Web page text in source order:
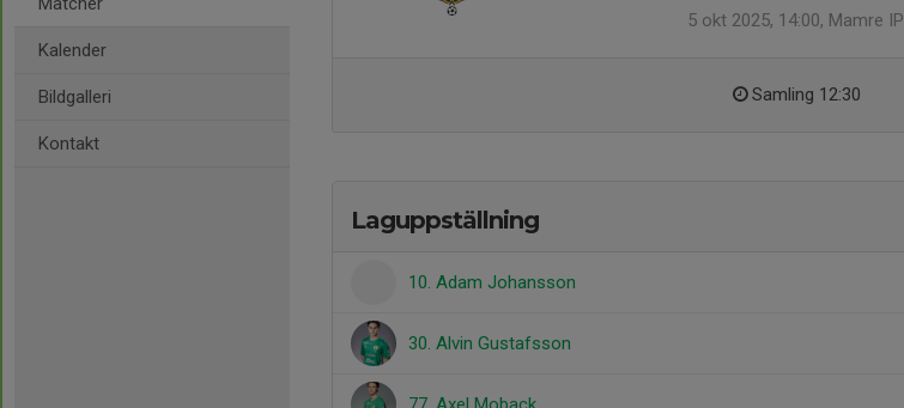
Kalender
Bildgalleri
Kontakt
5 okt 2025, 14:00, Mamre IP
Samling 12:30
Laguppställning
10. Adam Johansson
30. Alvin Gustafsson